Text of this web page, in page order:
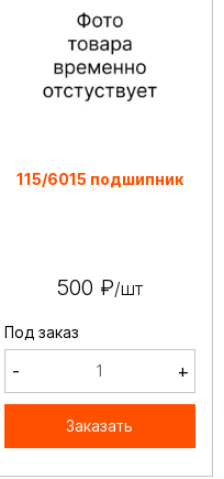
115/6015 подшипник
500 ₽/шт
Под заказ
- +
Заказать